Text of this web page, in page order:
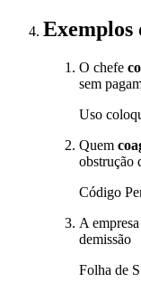
Exemplos
O chefe
sem
Uso
Quem
obstrução
Código
A empresa
demissão
Folha de